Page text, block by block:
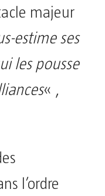
majeur
estime ses
les pousse
« ,
l’ordre